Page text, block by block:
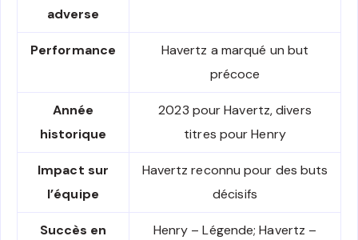
adverse
Performance
Havertz a marqué un but
précoce
Année
historique
2023 pour Havertz, divers
titres pour Henry
Impact sur
l’équipe
Havertz reconnu pour des buts
décisifs
Succès en
Henry – Légende; Havertz –